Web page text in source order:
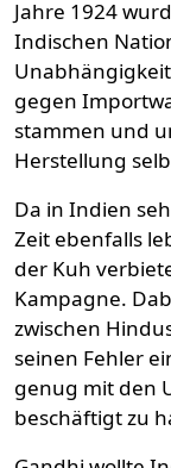
Jahre 1924
Indischen
gegen
stammen und
Herstellung
Da in Indien
Zeit ebenfalls
der Kuh
Kampagne.
zwischen
seinen Fehler
genug mit den
beschäftigt zu